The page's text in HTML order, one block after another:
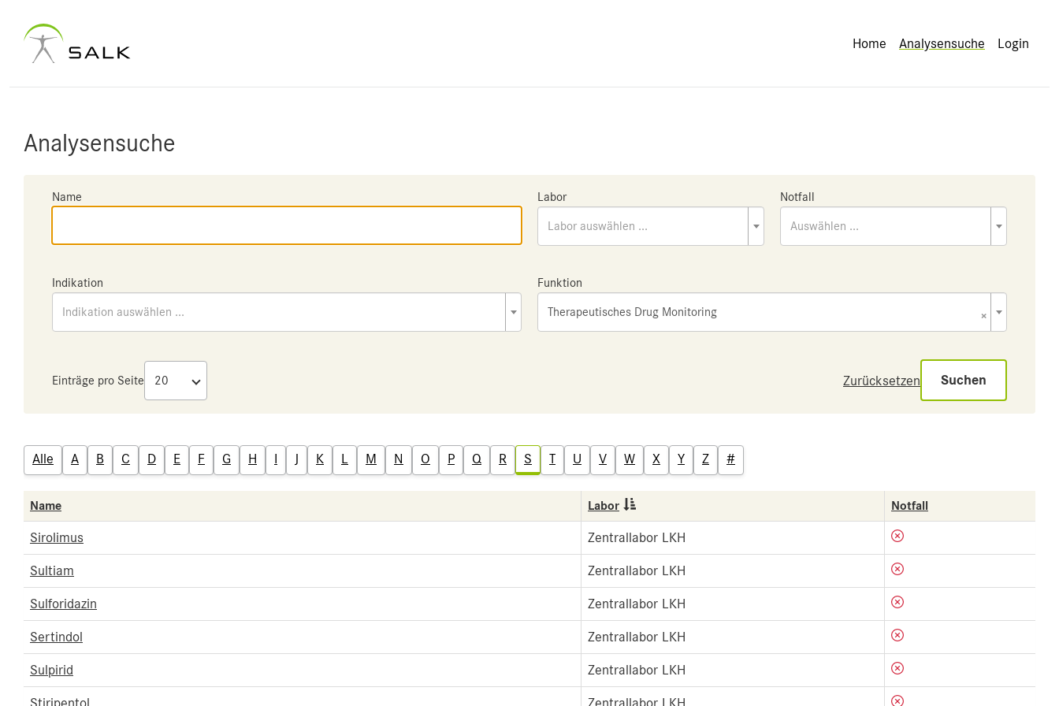
Home Analysensuche Login
Analysensuche
Name Labor
Labor auswählen ...
Notfall
Auswählen ...
Indikation
Indikation auswählen ...
Funktion
×
Therapeutisches Drug Monitoring
Einträge pro Seite Zurücksetzen Suchen
Alle A B C D E F G H I J K L M N O P Q R S T U V W X Y Z #
Name Labor Notfall
Sirolimus Zentrallabor LKH
Sultiam Zentrallabor LKH
Sulforidazin Zentrallabor LKH
Sertindol Zentrallabor LKH
Sulpirid Zentrallabor LKH
Stiripentol Zentrallabor LKH